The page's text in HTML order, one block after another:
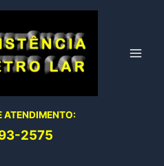
ATENDIMENTO:
2575